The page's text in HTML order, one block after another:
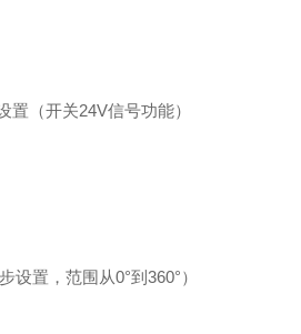
置（开关24V信号功能）
设置，范围从0°到360°）